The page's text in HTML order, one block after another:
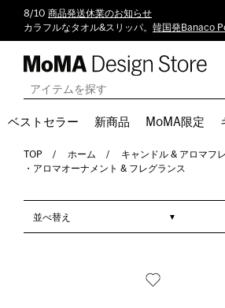
8/10 商品発送休業のお知らせ
カラフルなタオル&スリッパ。 韓国発Banaco
ベストセラー 新商品 MoMA限定
TOP ホーム
キャンドル & アロマフ
・アロマオーナメント & フレグランス
並べ替え